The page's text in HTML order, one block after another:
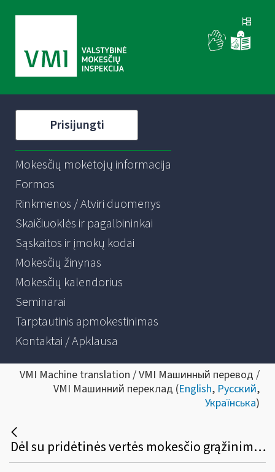
Prisijungti
Mokesčių mokėtojų informacija
Formos
Rinkmenos / Atviri duomenys
Skaičiuoklės ir pagalbininkai
Sąskaitos ir įmokų kodai
Mokesčių žinynas
Mokesčių kalendorius
Seminarai
Tarptautinis apmokestinimas
Kontaktai / Apklausa
VMI Machine translation / VMI Машинный перевод /
VMI Машинний переклад (English, Русский,
Українська)
Dėl su pridėtinės vertės mokesčio grąžinimu susijusių formų ir jų užpildymo taisyklių patvirtinimo